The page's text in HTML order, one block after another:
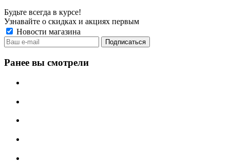
Будьте всегда в курсе!
Узнавайте о скидках и акциях первым
Новости магазина
Ранее вы смотрели